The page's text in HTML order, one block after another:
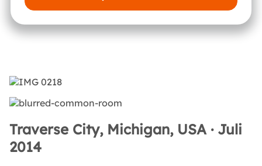
Traverse City, Michigan, USA · Juli
2014